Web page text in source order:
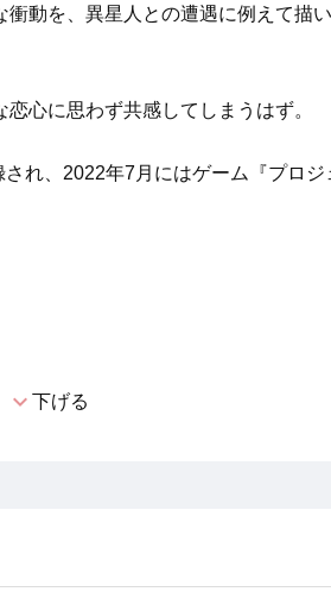
動を、異星人との遭遇に例えて描
心に思わず共感してしまうはず。
れ、2022年7月にはゲーム『プロジ
expand_more下げる